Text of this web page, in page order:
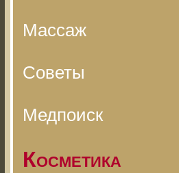
Массаж
Советы
Медпоиск
Косметика